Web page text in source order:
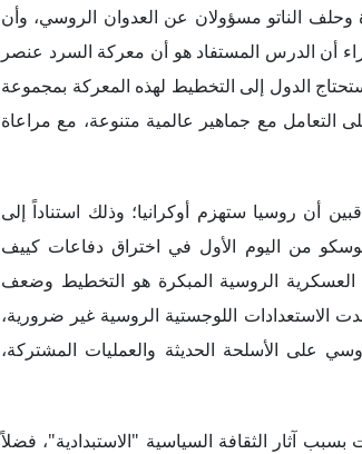
وحلف الناتو مسؤولان عن العدوان الروسي، وأن
أن الدرس المستفاد هو أن معركة السرد عنصر
الدول إلى التخطيط لهذه المعركة بمجموعة
التعامل مع جماهير عالمية متنوعة، مع مراعاة
من المراقبين أن روسيا ستهزم أوكرانيا؛ وذلك استناداً إلى
من اليوم الأول في اختراق دفاعات كييف
العسكرية الروسية المبكرة هو التخطيط وضعف
الاستعدادات اللوجستية الروسية غير ضرورية،
على الأسلحة الحديثة والعمليات المشتركة،
آثار الثقافة السياسية "الاستبدادية"، فضلاً